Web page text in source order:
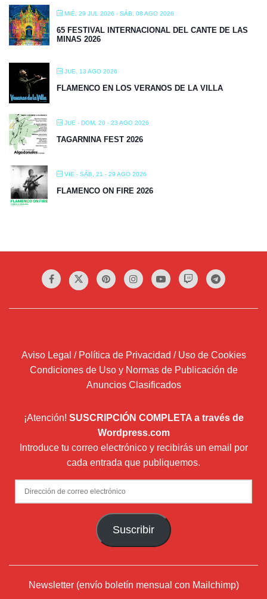
MIÉ, 29 JUL 2026 - SÁB, 08 AGO 2026
65 FESTIVAL INTERNACIONAL DEL CANTE DE LAS
MINAS 2026
JUE, 13 AGO 2026
FLAMENCO EN LOS VERANOS DE LA VILLA
JUE - DOM, 20 - 23 AGO 2026
TAGARNINA FEST 2026
VIE - SÁB, 21 - 29 AGO 2026
FLAMENCO ON FIRE 2026
Aviso Legal / Política de Privacidad / Uso de Cookies
Condiciones de Uso y Normas de Publicación de
Anuncios Clasificados
¡Atención! SUSCRIPCIÓN COMPLETA a través de
Wordpress.com
Introduce tu correo electrónico y recibirás un email por
cada entrada que publiquemos.
Dirección
de
Suscribir
Newsletter (envío boletín mensual con Mailchimp)